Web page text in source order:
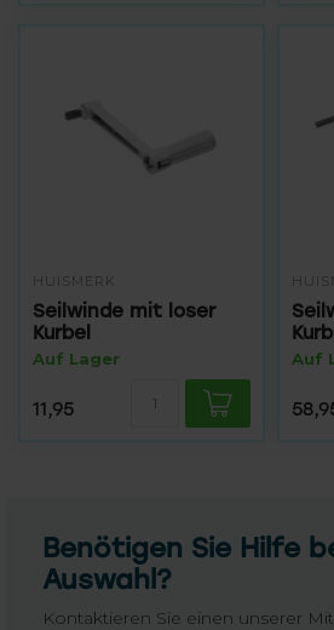
HUISMERK
Seilwinde mit loser
Kurbel
Auf Lager
11,95
Auf
Benötigen Sie Hilfe
Auswahl?
Kontaktieren Sie einen unserer